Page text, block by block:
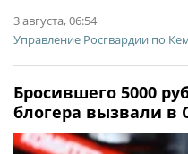
3 августа, 06:54
Управление Росгвардии по
Бросившего 5000
блогера вызвали в